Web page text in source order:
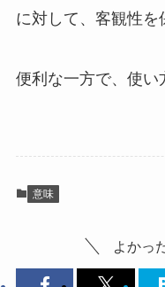
に対して、客観性を
便利な一方で、使い
意味
よかっ